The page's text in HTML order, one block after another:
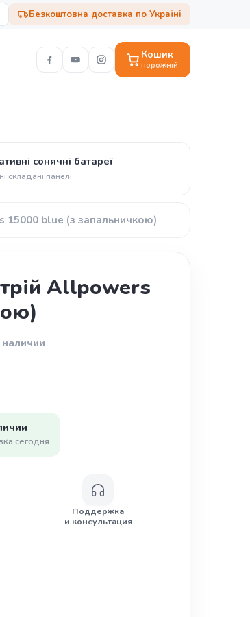
Безкоштовна доставка по Україні
Кошик
порожній
сонячні батареї
складані панелі
15000 blue (з запальничкою)
Allpowers
сегодня
Поддержка
и консультация